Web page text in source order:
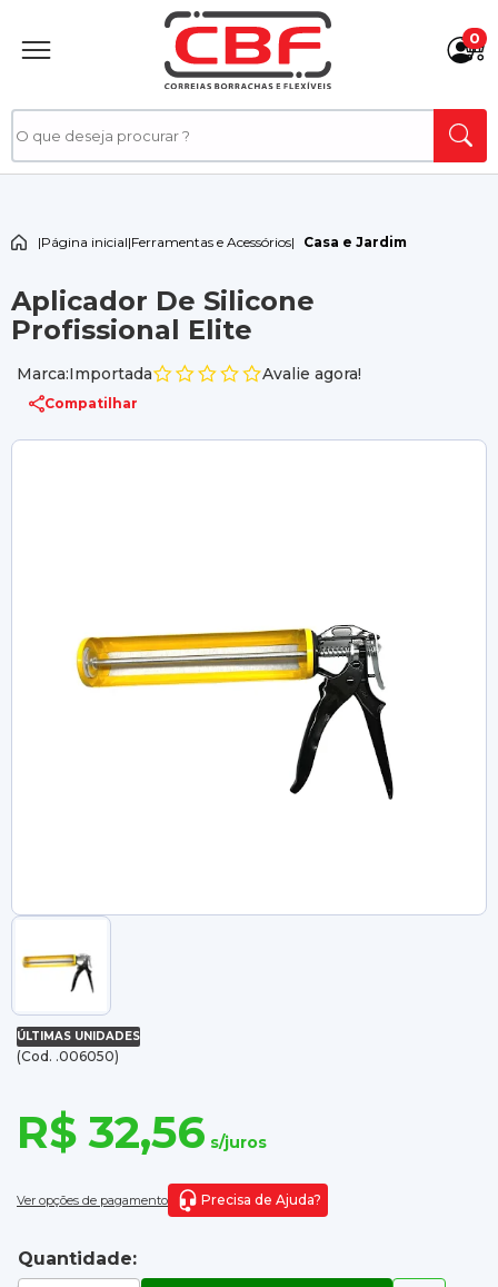
0
|Página inicial|Ferramentas e Acessórios| Casa e Jardim
Aplicador De Silicone
Profissional Elite
Marca:Importada Avalie agora!
Compatilhar
ÚLTIMAS UNIDADES
(Cod. .006050)
R$ 32,56 s/juros
Ver opções de pagamento Precisa de Ajuda?
Quantidade: